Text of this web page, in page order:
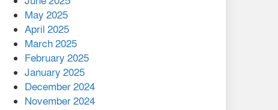
এক বিলিয়ন ডলার বিনিয়োগ
হবে আনোয়ারায়
বান্দরবানে বন্যায় ক্ষতিগ্রস্তদের
May 2025
April 2025
March 2025
February 2025
January 2025
December 2024
November 2024